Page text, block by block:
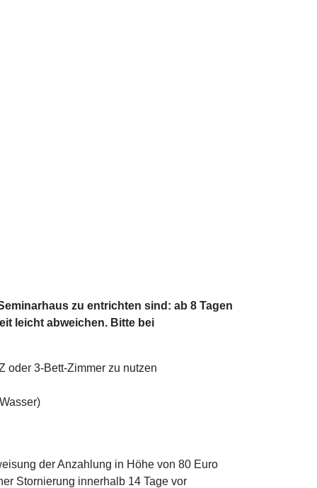
zu entrichten sind: ab 8 Tagen
leicht abweichen. Bitte bei
oder 3-Bett-Zimmer zu nutzen
der Anzahlung in Höhe von 80 Euro
Stornierung innerhalb 14 Tage vor